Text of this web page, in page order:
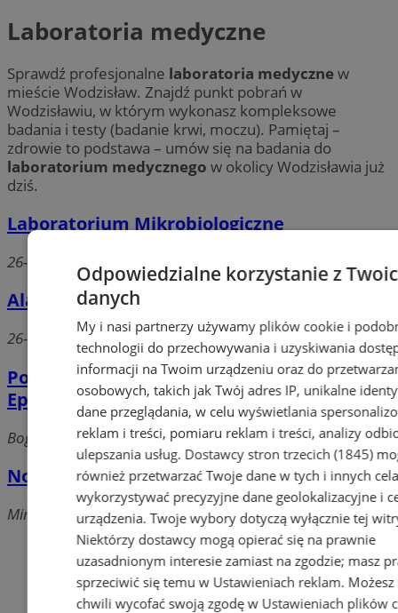
Laboratoria medyczne
Sprawdź profesjonalne laboratoria medycznew
mieście Wodzisław. Znajdź punkt pobrań w
Wodzisławiu, w którym wykonasz kompleksowe
badania i testy (badanie krwi, moczu). Pamiętaj –
zdrowie to podstawa – umów się na badania do
laboratorium medycznego w okolicy Wodzisławia już
dziś.
Laboratorium Mikrobiologiczne
26-marca, 44-300 Wodzisław Śląski
Alab Laboratoria Sp.zo.o.
26-marca, 44-300 Wodzisław Śląski
Powiatowa Stacja Sanitarno-
Epidemiologiczna
Bogumińska, 44-300 Wodzisław Śląski
Novum. Laboratorium Analityczne
Minorytów, 44-300 Wodzisław Śląski
Dodaj firmę
Pozostałe firmy w kategorii
Odpowiedzialne korzystanie z
danych
My i nasi partnerzy używamy plików cookie i
technologii do przechowywania i uzyskiwania
informacji na Twoim urządzeniu oraz do
osobowych, takich jak Twój adres IP, unikalne
dane przeglądania, w celu wyświetlania
reklam i treści, pomiaru reklam i treści, analizy
ulepszania usług. Dostawcy stron trzecich (1845)
również przetwarzać Twoje dane w tych i innych
wykorzystywać precyzyjne dane geolokalizacyjne i
urządzenia. Twoje wybory dotyczą wyłącznie tej
Niektórzy dostawcy mogą opierać się na prawnie
uzasadnionym interesie zamiast na zgodzie; masz
sprzeciwić się temu w Ustawieniach reklam.
chwili wycofać swoją zgodę w Ustawieniach plików